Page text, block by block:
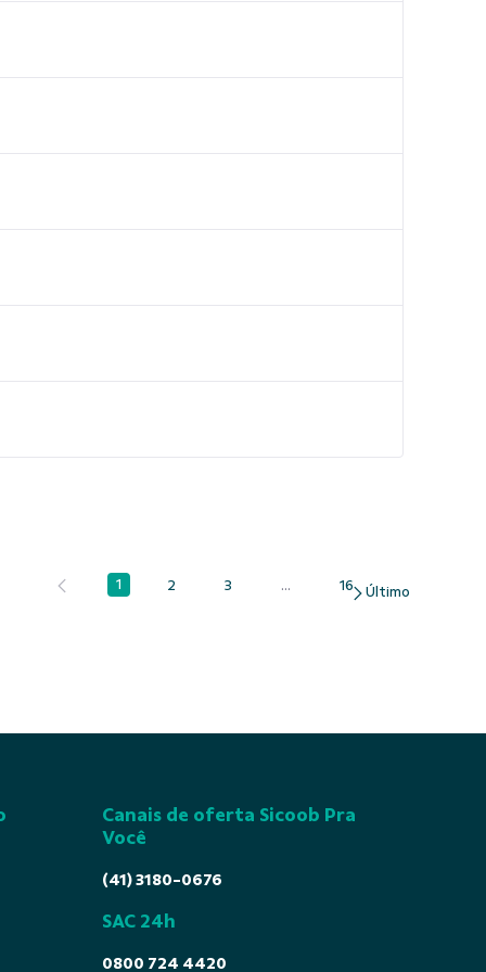
Página
1 Página
2 Página
3 ...Páginas intermediárias Usar
Página
16
Canais de oferta Sicoob Pra
Você
(41) 3180-0676
SAC 24h
0800 724 4420